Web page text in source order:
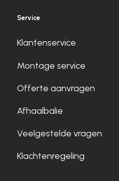
Service
Klantenservice
Montage service
Offerte aanvragen
Afhaalbalie
Veelgestelde vragen
Klachtenregeling